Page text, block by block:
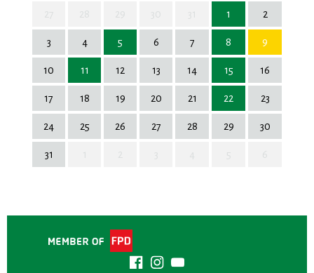
1 2
3 4 5 6 7 8 9
10 11 12 13 14 15 16
17 18 19 20 21 22 23
24 25 26 27 28 29 30
31